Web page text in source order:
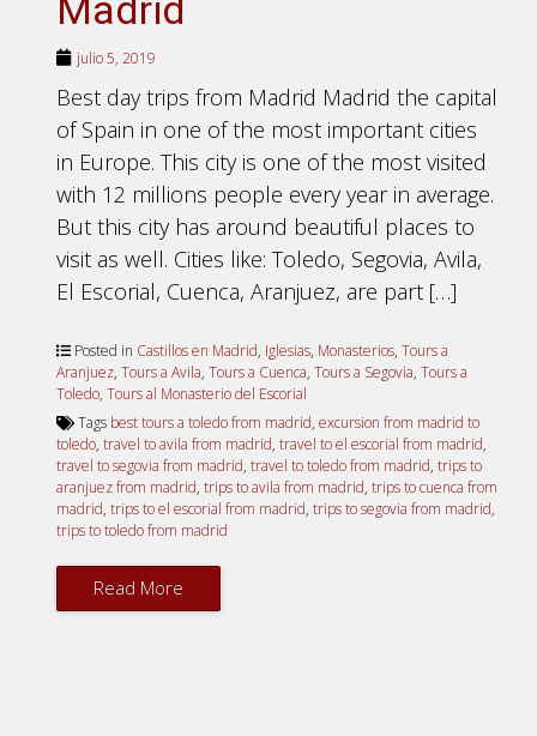
Madrid
julio 5, 2019
Best day trips from Madrid Madrid the capital
of Spain in one of the most important cities
in Europe. This city is one of the most visited
with 12 millions people every year in average.
But this city has around beautiful places to
visit as well. Cities like: Toledo, Segovia, Avila,
El Escorial, Cuenca, Aranjuez, are part […]
Posted in Castillos en Madrid, Iglesias, Monasterios,Tours a
Aranjuez,Tours a Avila,Tours a Cuenca,Tours a Segovia,Tours a
Toledo,Tours al Monasterio del Escorial
Tags best tours a toledo from madrid,excursion from madrid to
toledo,travel to avila from madrid,travel to el escorial from madrid,
travel to segovia from madrid,travel to toledo from madrid,trips to
aranjuez from madrid,trips to avila from madrid,trips to cuenca from
madrid,trips to el escorial from madrid,trips to segovia from madrid,
trips to toledo from madrid
Read More